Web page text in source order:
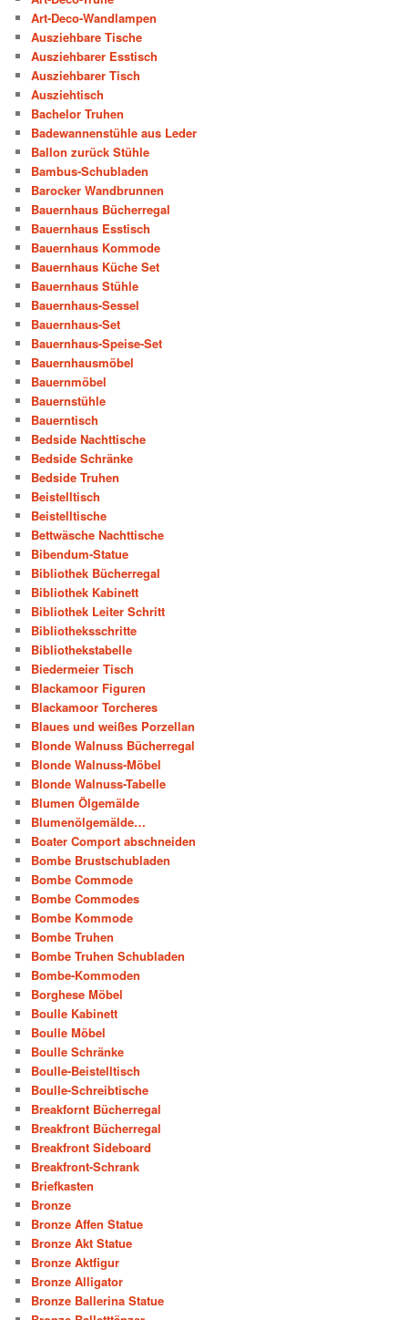
Art-Deco-Wandlampen
Ausziehbare Tische
Ausziehbarer Esstisch
Ausziehbarer Tisch
Ausziehtisch
Bachelor Truhen
Badewannenstühle aus Leder
Ballon zurück Stühle
Bambus-Schubladen
Barocker Wandbrunnen
Bauernhaus Bücherregal
Bauernhaus Esstisch
Bauernhaus Kommode
Bauernhaus Küche Set
Bauernhaus Stühle
Bauernhaus-Sessel
Bauernhaus-Set
Bauernhaus-Speise-Set
Bauernhausmöbel
Bauernmöbel
Bauernstühle
Bauerntisch
Bedside Nachttische
Bedside Schränke
Bedside Truhen
Beistelltisch
Beistelltische
Bettwäsche Nachttische
Bibendum-Statue
Bibliothek Bücherregal
Bibliothek Kabinett
Bibliothek Leiter Schritt
Bibliotheksschritte
Bibliothekstabelle
Biedermeier Tisch
Blackamoor Figuren
Blackamoor Torcheres
Blaues und weißes Porzellan
Blonde Walnuss Bücherregal
Blonde Walnuss-Möbel
Blonde Walnuss-Tabelle
Blumen Ölgemälde
Blumenölgemälde…
Boater Comport abschneiden
Bombe Brustschubladen
Bombe Commode
Bombe Commodes
Bombe Kommode
Bombe Truhen
Bombe Truhen Schubladen
Bombe-Kommoden
Borghese Möbel
Boulle Kabinett
Boulle Möbel
Boulle Schränke
Boulle-Beistelltisch
Boulle-Schreibtische
Breakfornt Bücherregal
Breakfront Bücherregal
Breakfront Sideboard
Breakfront-Schrank
Briefkasten
Bronze
Bronze Affen Statue
Bronze Akt Statue
Bronze Aktfigur
Bronze Alligator
Bronze Ballerina Statue